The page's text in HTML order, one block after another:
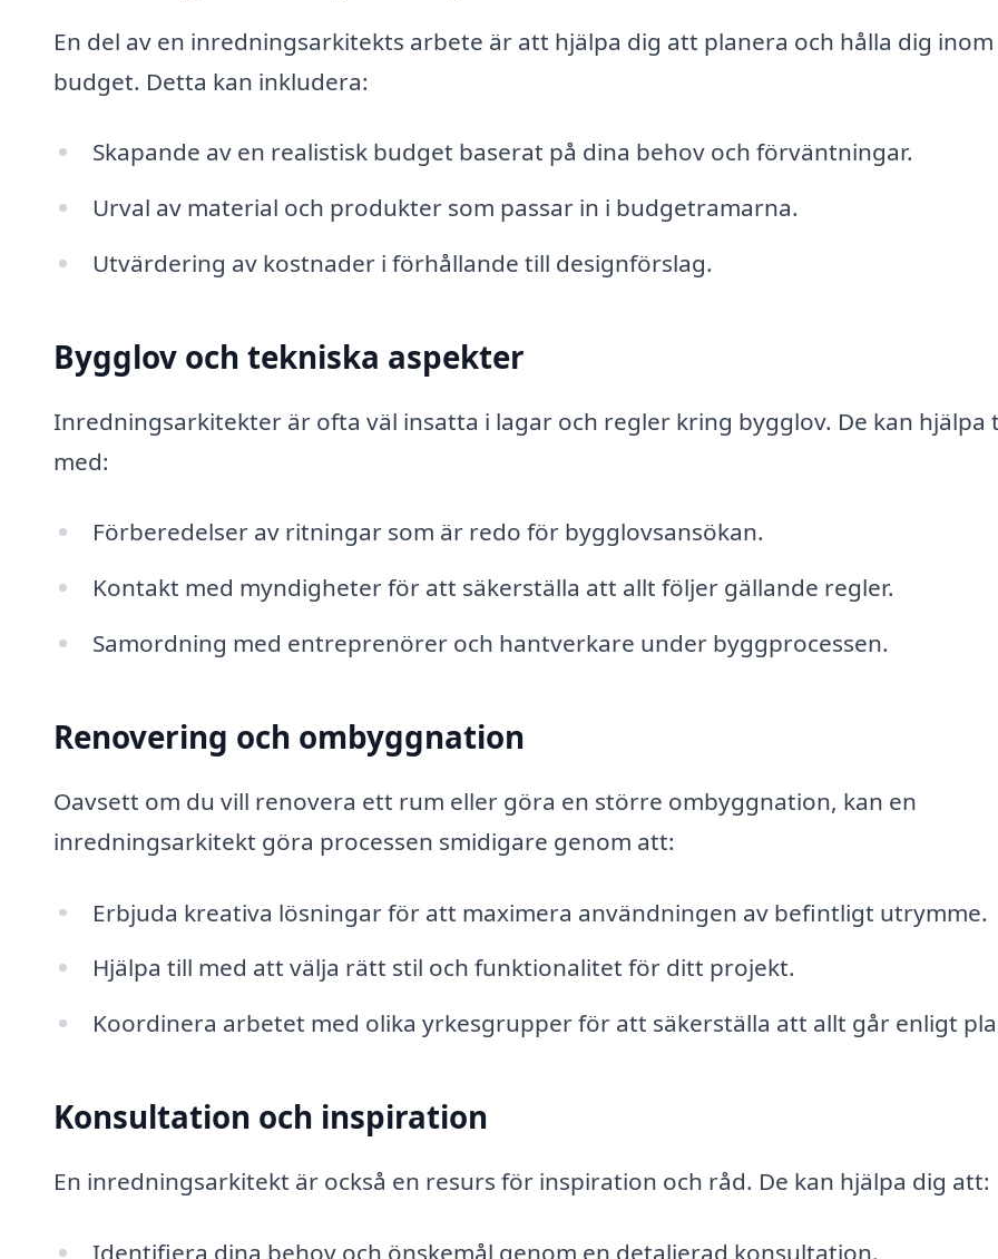
En del av en inredningsarkitekts arbete är att hjälpa dig att planera och hålla dig
budget. Detta kan inkludera:
Skapande av en realistisk budget baserat på dina behov och förväntningar.
Urval av material och produkter som passar in i budgetramarna.
Utvärdering av kostnader i förhållande till designförslag.
Bygglov och tekniska aspekter
Inredningsarkitekter är ofta väl insatta i lagar och regler kring bygglov. De kan hjälpa
med:
Förberedelser av ritningar som är redo för bygglovsansökan.
Kontakt med myndigheter för att säkerställa att allt följer gällande regler.
Samordning med entreprenörer och hantverkare under byggprocessen.
Renovering och ombyggnation
Oavsett om du vill renovera ett rum eller göra en större ombyggnation, kan en
inredningsarkitekt göra processen smidigare genom att:
Erbjuda kreativa lösningar för att maximera användningen av befintligt utrymme.
Hjälpa till med att välja rätt stil och funktionalitet för ditt projekt.
Koordinera arbetet med olika yrkesgrupper för att säkerställa att allt går enligt
Konsultation och inspiration
En inredningsarkitekt är också en resurs för inspiration och råd. De kan hjälpa dig att:
Identifiera dina behov och önskemål genom en detaljerad konsultation.